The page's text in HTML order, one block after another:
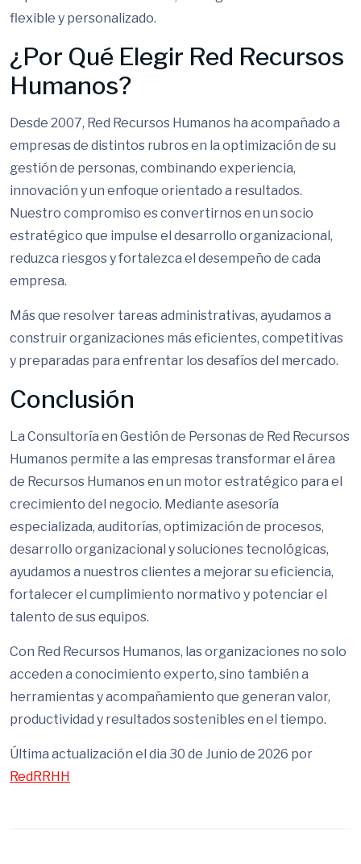
flexible y personalizado.
¿Por Qué Elegir Red Recursos
Humanos?
Desde 2007, Red Recursos Humanos ha acompañado a
empresas de distintos rubros en la optimización de su
gestión de personas, combinando experiencia,
innovación y un enfoque orientado a resultados.
Nuestro compromiso es convertirnos en un socio
estratégico que impulse el desarrollo organizacional,
reduzca riesgos y fortalezca el desempeño de cada
empresa.
Más que resolver tareas administrativas, ayudamos a
construir organizaciones más eficientes, competitivas
y preparadas para enfrentar los desafíos del mercado.
Conclusión
La Consultoría en Gestión de Personas de Red Recursos
Humanos permite a las empresas transformar el área
de Recursos Humanos en un motor estratégico para el
crecimiento del negocio. Mediante asesoría
especializada, auditorías, optimización de procesos,
desarrollo organizacional y soluciones tecnológicas,
ayudamos a nuestros clientes a mejorar su eficiencia,
fortalecer el cumplimiento normativo y potenciar el
talento de sus equipos.
Con Red Recursos Humanos, las organizaciones no solo
acceden a conocimiento experto, sino también a
herramientas y acompañamiento que generan valor,
productividad y resultados sostenibles en el tiempo.
Última actualización el dia 30 de Junio de 2026 por
RedRRHH